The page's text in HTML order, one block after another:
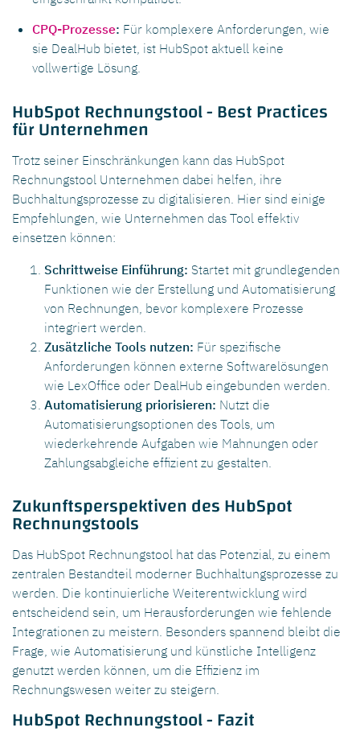
CPQ-Prozesse: Für komplexere Anforderungen, wie
sie DealHub bietet, ist HubSpot aktuell keine
vollwertige Lösung.
HubSpot Rechnungstool - Best Practices
für Unternehmen
Trotz seiner Einschränkungen kann das HubSpot
Rechnungstool Unternehmen dabei helfen, ihre
Buchhaltungsprozesse zu digitalisieren. Hier sind einige
Empfehlungen, wie Unternehmen das Tool effektiv
einsetzen können:
Schrittweise Einführung: Startet mit grundlegenden
Funktionen wie der Erstellung und Automatisierung
von Rechnungen, bevor komplexere Prozesse
integriert werden.
Zusätzliche Tools nutzen: Für spezifische
Anforderungen können externe Softwarelösungen
wie LexOffice oder DealHub eingebunden werden.
Automatisierung priorisieren: Nutzt die
Automatisierungsoptionen des Tools, um
wiederkehrende Aufgaben wie Mahnungen oder
Zahlungsabgleiche effizient zu gestalten.
Zukunftsperspektiven des HubSpot
Rechnungstools
Das HubSpot Rechnungstool hat das Potenzial, zu einem
zentralen Bestandteil moderner Buchhaltungsprozesse zu
werden. Die kontinuierliche Weiterentwicklung wird
entscheidend sein, um Herausforderungen wie fehlende
Integrationen zu meistern. Besonders spannend bleibt die
Frage, wie Automatisierung und künstliche Intelligenz
genutzt werden können, um die Effizienz im
Rechnungswesen weiter zu steigern.
HubSpot Rechnungstool - Fazit